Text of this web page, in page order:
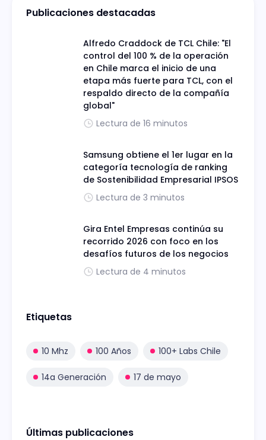
Publicaciones destacadas
Alfredo Craddock de TCL Chile: "El
control del 100 % de la operación
en Chile marca el inicio de una
etapa más fuerte para TCL, con el
respaldo directo de la compañía
global"
Lectura de 16 minutos
Samsung obtiene el 1er lugar en la
categoría tecnología de ranking
de Sostenibilidad Empresarial IPSOS
Lectura de 3 minutos
Gira Entel Empresas continúa su
recorrido 2026 con foco en los
desafíos futuros de los negocios
Lectura de 4 minutos
Etiquetas
10 Mhz 100 Años 100+ Labs Chile
14a Generación 17 de mayo
Últimas publicaciones